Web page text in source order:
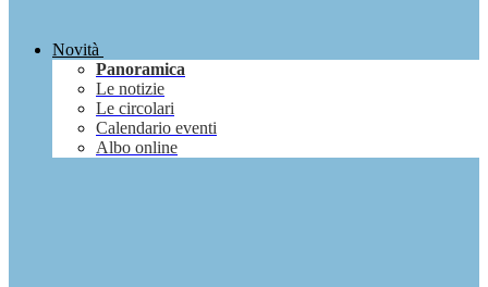
Novità
Panoramica
Le notizie
Le circolari
Calendario eventi
Albo online